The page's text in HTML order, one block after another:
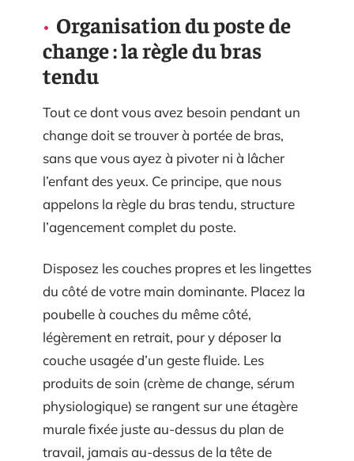
Organisation du poste de
change : la règle du bras
tendu
Tout ce dont vous avez besoin pendant un
change doit se trouver à portée de bras,
sans que vous ayez à pivoter ni à lâcher
l’enfant des yeux. Ce principe, que nous
appelons la règle du bras tendu, structure
l’agencement complet du poste.
Disposez les couches propres et les lingettes
du côté de votre main dominante. Placez la
poubelle à couches du même côté,
légèrement en retrait, pour y déposer la
couche usagée d’un geste fluide. Les
produits de soin (crème de change, sérum
physiologique) se rangent sur une étagère
murale fixée juste au-dessus du plan de
travail, jamais au-dessus de la tête de